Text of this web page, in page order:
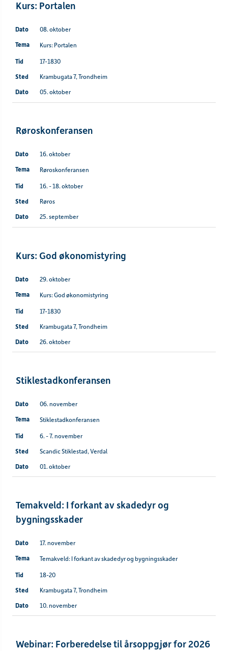
Kurs: Portalen
08. oktober
Kurs: Portalen
17-1830
Krambugata 7, Trondheim
05. oktober
Røroskonferansen
16. oktober
Røroskonferansen
16. - 18. oktober
Røros
25. september
Kurs: God økonomistyring
29. oktober
Kurs: God økonomistyring
17-1830
Krambugata 7, Trondheim
26. oktober
Stiklestadkonferansen
06. november
Stiklestadkonferansen
6. - 7. november
Scandic Stiklestad, Verdal
01. oktober
Temakveld: I forkant av skadedyr og
bygningsskader
17. november
Temakveld: I forkant av skadedyr og bygningsskader
18-20
Krambugata 7, Trondheim
10. november
Webinar: Forberedelse til årsoppgjør for 2026